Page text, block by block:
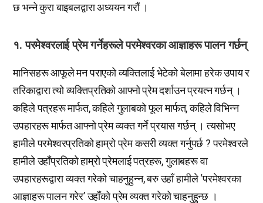
छ भन्ने कुरा बाइबलद्वारा अध्ययन गरौं ।
१. परमेश्वरलाई प्रेम गर्नेहरूले परमेश्वरका आज्ञाहरू पालन गर्छन्
मानिसहरू आफूले मन पराएको व्यक्तिलाई भेटेको बेलामा हरेक उपाय र
तरिकाद्वारा त्यो व्यक्तिप्रतिको आफ्नो प्रेम दर्शाउन प्रयत्न गर्छन् ।
कहिले पत्रहरू मार्फत, कहिले गुलाबको फूल मार्फत, कहिले विभिन्न
उपहारहरू मार्फत आफ्नो प्रेम व्यक्त गर्ने प्रयास गर्छन् । त्यसोभए
हामीले परमेश्वरप्रतिको हाम्रो प्रेम कसरी व्यक्त गर्नुपर्छ ? परमेश्‍वरले
हामीले उहाँप्रतिको हाम्रो प्रेमलाई पत्रहरू, गुलाबहरू वा
उपहारहरूद्वारा व्यक्त गरेको चाहनुहुन्न, बरु उहाँ हामीले ‘परमेश्‍वरका
आज्ञाहरू पालन गरेर’ उहाँको प्रेम व्यक्त गरेको चाहनुहुन्छ ।